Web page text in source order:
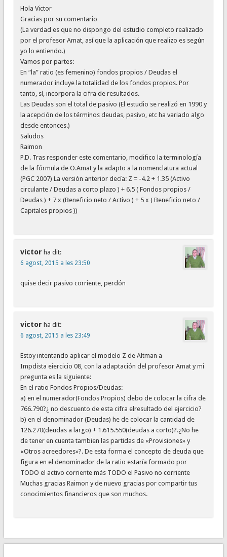
Hola Victor
Gracias por su comentario
(La verdad es que no dispongo del estudio completo realizado
por el profesor Amat, así que la aplicación que realizo es según
yo lo entiendo.)
Vamos por partes:
En “la” ratio (es femenino) fondos propios / Deudas el
numerador incluye la totalidad de los fondos propios. Por
tanto, sí, incorpora la cifra de resultados.
Las Deudas son el total de pasivo (El estudio se realizó en 1990 y
la acepción de los términos deudas, pasivo, etc ha variado algo
desde entonces.)
Saludos
Raimon
P.D. Tras responder este comentario, modifico la terminología
de la fórmula de O.Amat y la adapto a la nomenclatura actual
(PGC 2007) La versión anterior decía: Z = -4.2 + 1.35 (Activo
circulante / Deudas a corto plazo ) + 6.5 ( Fondos propios /
Deudas ) + 7 x (Beneficio neto / Activo ) + 5 x ( Beneficio neto /
Capitales propios ))
victor ha dit:
6 agost, 2015 a les 23:50
quise decir pasivo corriente, perdón
victor ha dit:
6 agost, 2015 a les 23:49
Estoy intentando aplicar el modelo Z de Altman a
Impdista eiercicio 08, con la adaptación del profesor Amat y mi
pregunta es la siguiente:
En el ratio Fondos Propios/Deudas:
a) en el numerador(Fondos Propios) debo de colocar la cifra de
766.790?¿ no descuento de esta cifra elresultado del ejercicio?
b) en el denominador (Deudas) he de colocar la cantidad de
126.270(deudas a largo) + 1.615.550(deudas a corto)?.¿No he
de tener en cuenta tambien las partidas de «Provisiones» y
«Otros acreedores»?. De esta forma el concepto de deuda que
figura en el denominador de la ratio estaría formado por
TODO el activo corriente más TODO el Pasivo no corriente
Muchas gracias Raimon y de nuevo gracias por compartir tus
conocimientos financieros que son muchos.